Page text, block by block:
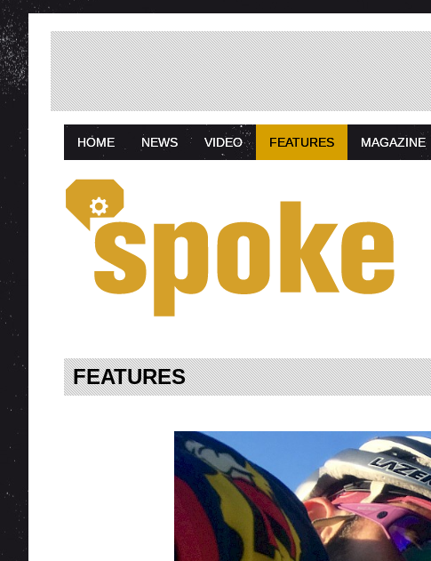
HOME NEWS VIDEO FEATURES MAGAZINE
FEATURES